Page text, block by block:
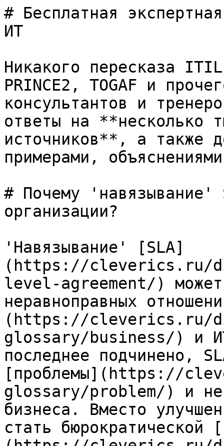
# Бесплатная
ИТ
Никакого пересказа
PRINCE2, TOGAF и
консультантов и
ответы на **несколько
источников**, а также
примерами,
# Почему 'навязывание'
организации?
'Навязывание' [SLA]
(https://cleverics.ru/
level-agreement/)
неравноправных
(https://cleverics.ru/
glossary/business/) и
последнее подчинено,
[проблемы](https://
glossary/problem/) и не
бизнеса. Вместо
стать бюрократической